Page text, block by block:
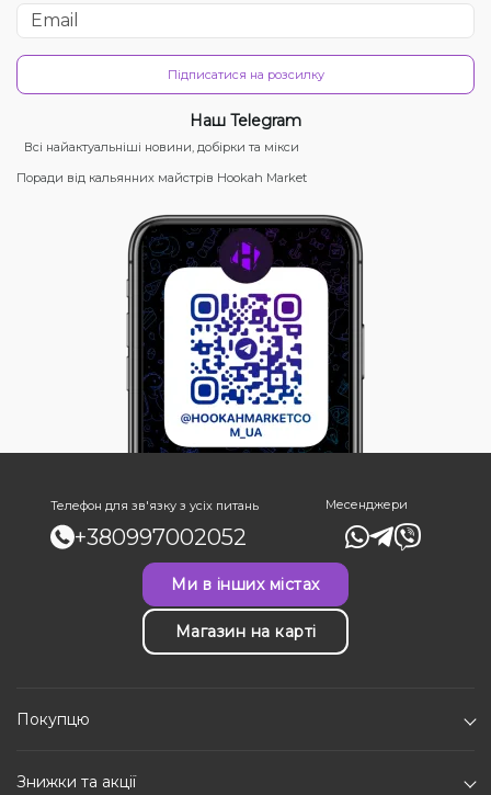
Підписатися на розсилку
Наш Telegram
Всі найактуальніші новини, добірки та мікси
Поради від кальянних майстрів Hookah Market
Телефон для зв'язку з усіх питань
+380997002052
Месенджери
Ми в інших містах
Магазин на карті
Покупцю
Знижки та акції